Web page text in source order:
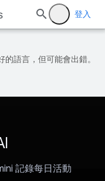
登入
語言，但可能會出錯。
記錄每日活動